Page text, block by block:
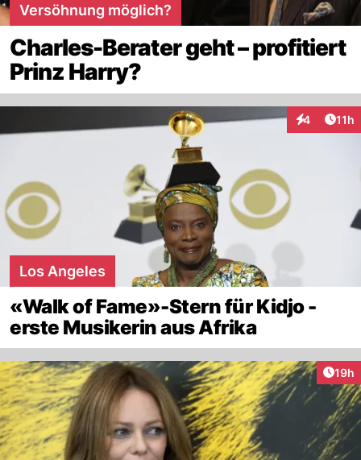
Versöhnung möglich?
Charles-Berater geht – profitiert
Prinz Harry?
4 11h
Los Angeles
«Walk of Fame»-Stern für Kidjo -
erste Musikerin aus Afrika
19h